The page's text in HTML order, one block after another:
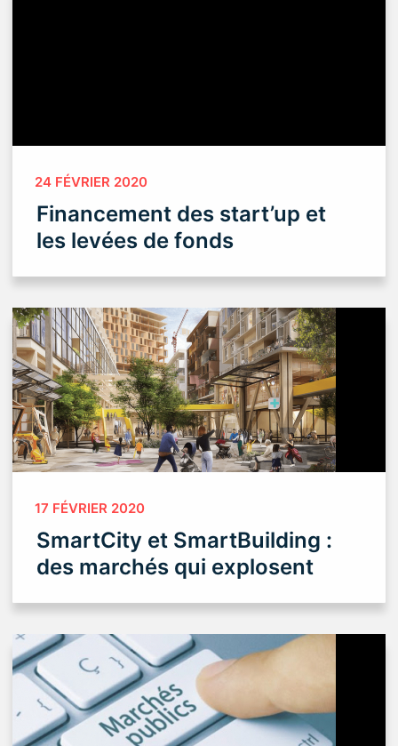
24 FÉVRIER 2020
Financement des start’up et
les levées de fonds
17 FÉVRIER 2020
SmartCity et SmartBuilding :
des marchés qui explosent